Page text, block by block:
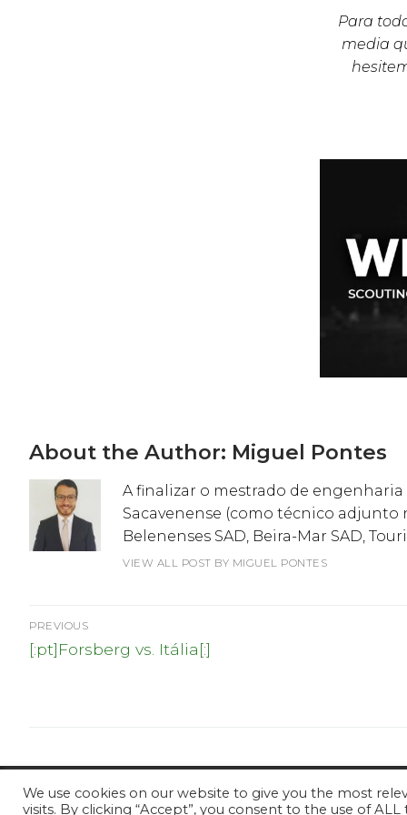
Para
media
About the Author: Miguel Pontes
A finalizar o mestrado de engenharia
Sacavenense (como técnico adjunto
Belenenses SAD, Beira-Mar SAD,
VIEW ALL POST BY MIGUEL PONTES
Navegação
de
PREVIOUS
Previous
[:pt]Forsberg vs. Itália[:]
© ProScout 2020
We use cookies on our website to give you the most
visits. By clicking “Accept”, you consent to the use of ALL